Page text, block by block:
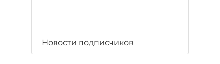
Новости подписчиков